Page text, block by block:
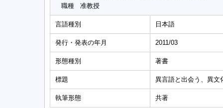
職種
准教授
言語種別 日本語
発行・発表の年月 2011/03
形態種別 著書
標題 異言語と出会う、異文
執筆形態 共著